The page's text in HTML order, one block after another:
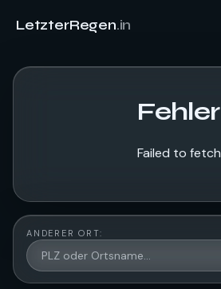
LetzterRegen.in
Fehler
Failed to fetch
ANDERER ORT: